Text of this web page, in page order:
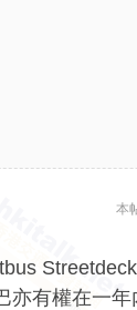
本
有權在一年